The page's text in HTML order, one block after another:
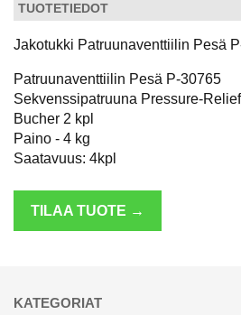
TUOTETIEDOT
Jakotukki Patruunaventtiilin Pesä
Patruunaventtiilin Pesä P-30765
Sekvenssipatruuna Pressure-
Bucher 2 kpl
Paino - 4 kg
Saatavuus: 4kpl
TILAA TUOTE →
KATEGORIAT